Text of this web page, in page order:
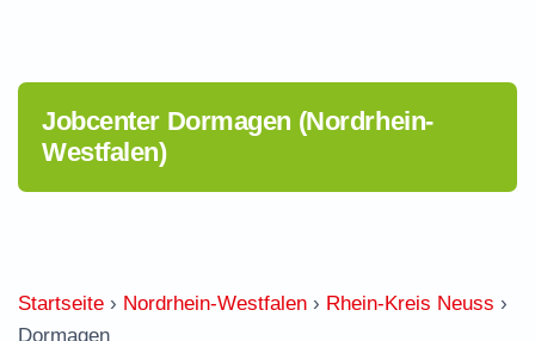
Jobcenter Dormagen (Nordrhein-
Westfalen)
Startseite › Nordrhein-Westfalen › Rhein-Kreis Neuss ›
Dormagen